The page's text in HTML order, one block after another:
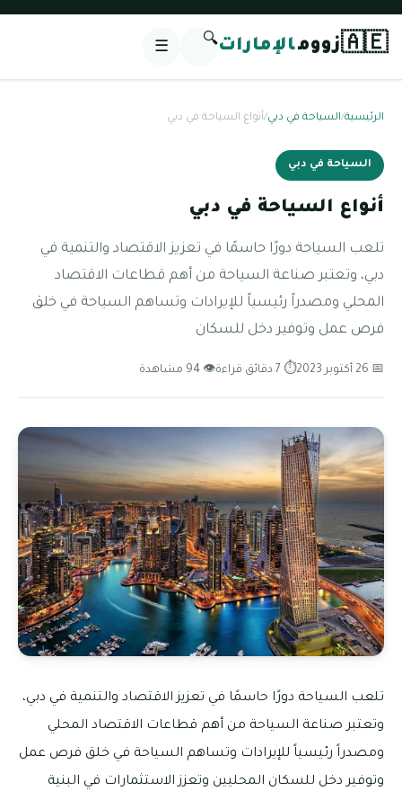
🇦🇪زوومالإمارات🔍
☰
الرئيسية/السياحة في دبي/أنواع السياحة في دبي
السياحة في دبي
أنواع السياحة في دبي
تلعب السياحة دورًا حاسمًا في تعزيز الاقتصاد والتنمية في
دبي، وتعتبر صناعة السياحة من أهم قطاعات الاقتصاد
المحلي ومصدراً رئيسياً للإيرادات وتساهم السياحة في خلق
فرص عمل وتوفير دخل للسكان
📅 26 أكتوبر 2023 ⏱ 7 دقائق قراءة 👁 94 مشاهدة
تلعب السياحة دورًا حاسمًا في تعزيز الاقتصاد والتنمية في دبي،
وتعتبر صناعة السياحة من أهم قطاعات الاقتصاد المحلي
ومصدراً رئيسياً للإيرادات وتساهم السياحة في خلق فرص عمل
وتوفير دخل للسكان المحليين وتعزز الاستثمارات في البنية